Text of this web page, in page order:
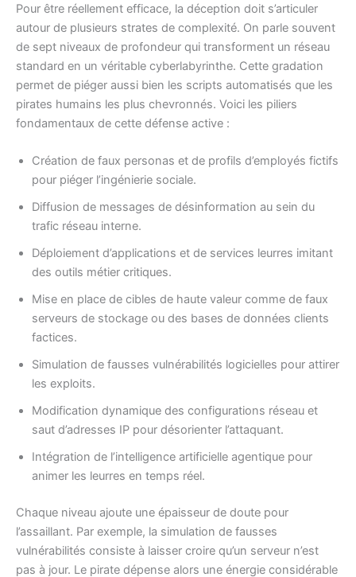
Pour être réellement efficace, la déception doit s’articuler
autour de plusieurs strates de complexité. On parle souvent
de sept niveaux de profondeur qui transforment un réseau
standard en un véritable cyberlabyrinthe. Cette gradation
permet de piéger aussi bien les scripts automatisés que les
pirates humains les plus chevronnés. Voici les piliers
fondamentaux de cette défense active :
Création de faux personas et de profils d’employés fictifs
pour piéger l’ingénierie sociale.
Diffusion de messages de désinformation au sein du
trafic réseau interne.
Déploiement d’applications et de services leurres imitant
des outils métier critiques.
Mise en place de cibles de haute valeur comme de faux
serveurs de stockage ou des bases de données clients
factices.
Simulation de fausses vulnérabilités logicielles pour attirer
les exploits.
Modification dynamique des configurations réseau et
saut d’adresses IP pour désorienter l’attaquant.
Intégration de l’intelligence artificielle agentique pour
animer les leurres en temps réel.
Chaque niveau ajoute une épaisseur de doute pour
l’assaillant. Par exemple, la simulation de fausses
vulnérabilités consiste à laisser croire qu’un serveur n’est
pas à jour. Le pirate dépense alors une énergie considérable